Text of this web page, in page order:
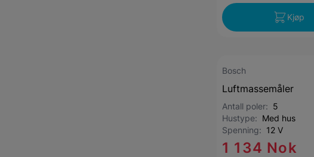
Kjøp
Bosch
Luftmassemåler
Antall poler: 5
Hustype: Med hus
Spenning: 12 V
1 134 Nok